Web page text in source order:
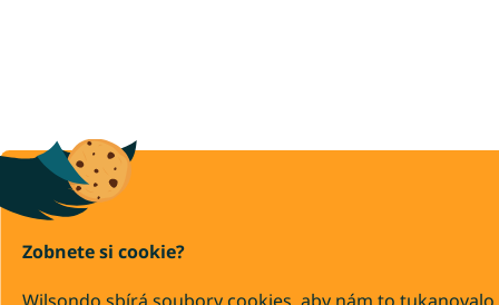
Zobnete si cookie?